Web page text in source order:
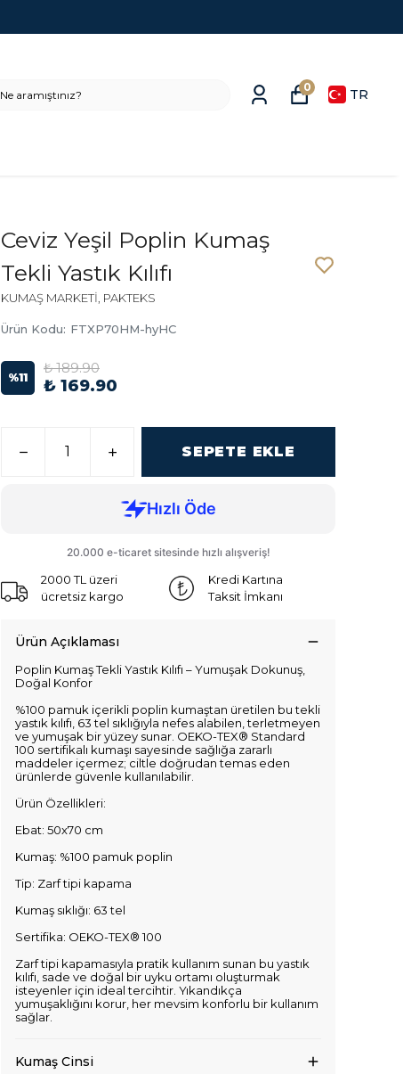
0 TR
Ceviz Yeşil Poplin Kumaş
Tekli Yastık Kılıfı
KUMAŞ MARKETİ, PAKTEKS
Ürün Kodu: FTXP70HM-hyHC
%11
₺ 189.90
₺ 169.90
SEPETE EKLE
2000 TL üzeri
ücretsiz kargo
Kredi Kartına
Taksit İmkanı
Ürün Açıklaması
Poplin Kumaş Tekli Yastık Kılıfı – Yumuşak Dokunuş,
Doğal Konfor
%100 pamuk içerikli poplin kumaştan üretilen bu tekli
yastık kılıfı, 63 tel sıklığıyla nefes alabilen, terletmeyen
ve yumuşak bir yüzey sunar. OEKO-TEX® Standard
100 sertifikalı kumaşı sayesinde sağlığa zararlı
maddeler içermez; ciltle doğrudan temas eden
ürünlerde güvenle kullanılabilir.
Ürün Özellikleri:
Ebat: 50x70 cm
Kumaş: %100 pamuk poplin
Tip: Zarf tipi kapama
Kumaş sıklığı: 63 tel
Sertifika: OEKO-TEX® 100
Zarf tipi kapamasıyla pratik kullanım sunan bu yastık
kılıfı, sade ve doğal bir uyku ortamı oluşturmak
isteyenler için ideal tercihtir. Yıkandıkça
yumuşaklığını korur, her mevsim konforlu bir kullanım
sağlar.
Kumaş Cinsi